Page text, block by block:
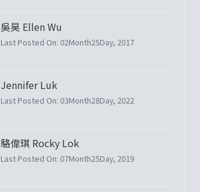
吳昊 Ellen Wu
Last Posted On: 02Month25Day, 2017
Jennifer Luk
Last Posted On: 03Month28Day, 2022
駱偉琪 Rocky Lok
Last Posted On: 07Month25Day, 2019